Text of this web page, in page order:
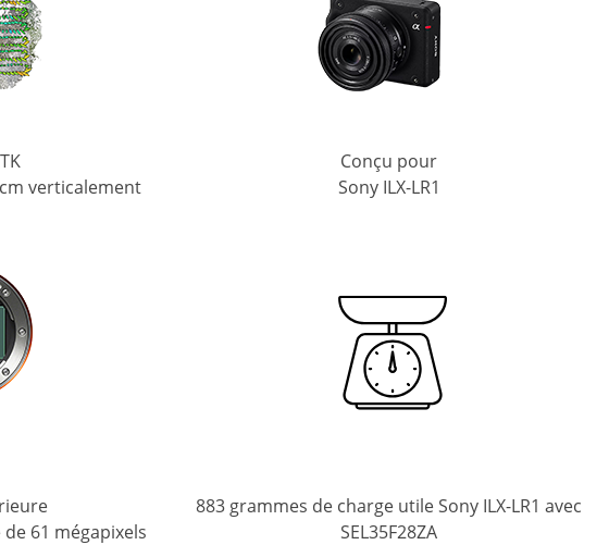
verticalement
Conçu pour
Sony ILX-LR1
61 mégapixels
883 grammes de charge utile Sony ILX-LR1 avec
SEL35F28ZA